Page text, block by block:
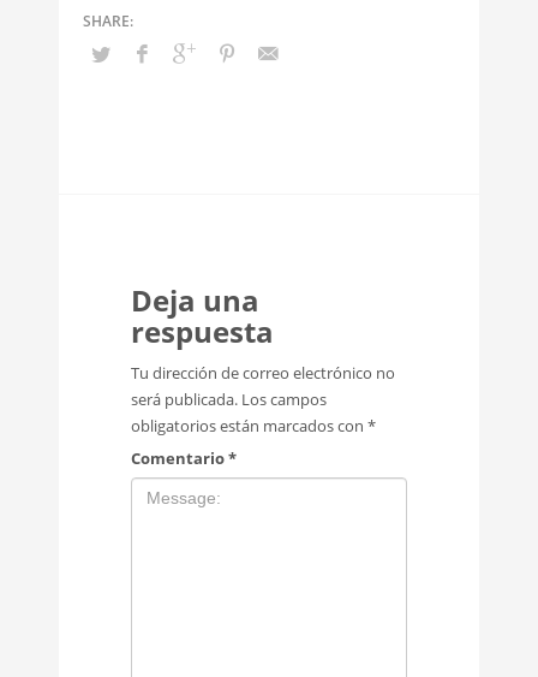
Deja una
respuesta
Tu dirección de correo electrónico no
será publicada. Los campos
obligatorios están marcados con *
Comentario*